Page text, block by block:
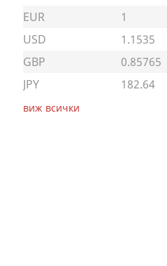
EUR 1
USD
1.1535
GBP
0.85765
JPY
182.64
виж всички